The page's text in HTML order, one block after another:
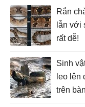
Rắn
lẫn với
rất dễ!
Sinh
leo lên
trên